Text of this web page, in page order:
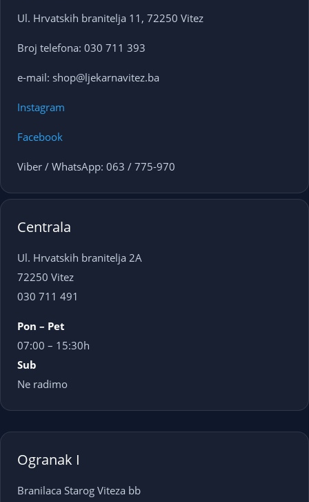
Ul. Hrvatskih branitelja 11, 72250 Vitez
Broj telefona: 030 711 393
e-mail: shop@ljekarnavitez.ba
Instagram
Facebook
Viber / WhatsApp: 063 / 775-970
Centrala
Ul. Hrvatskih branitelja 2A
72250 Vitez
030 711 491
Pon – Pet
07:00 – 15:30h
Sub
Ne radimo
Ogranak I
Branilaca Starog Viteza bb